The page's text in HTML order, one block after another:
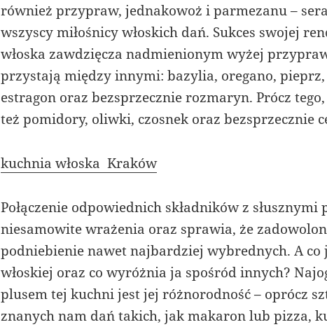
również przypraw, jednakowoż i parmezanu –
wszyscy miłośnicy włoskich dań. Sukces swojej
włoska zawdzięcza nadmienionym wyżej
przystają między innymi: bazylia, oregano,
estragon oraz bezsprzecznie rozmaryn. Prócz
też pomidory, oliwki, czosnek oraz bezsprzecznie
kuchnia włoska Kraków
Połączenie odpowiednich składników z
niesamowite wrażenia oraz sprawia, że
podniebienie nawet najbardziej wybrednych. A co
włoskiej oraz co wyróżnia ja spośród innych?
plusem tej kuchni jest jej różnorodność – oprócz
znanych nam dań takich, jak makaron lub pizza,